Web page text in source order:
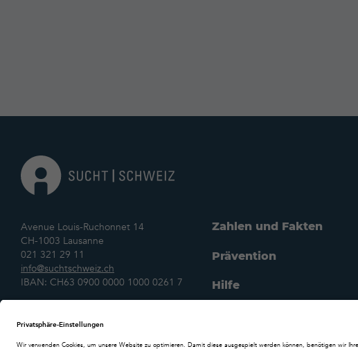
Avenue Louis-Ruchonnet 14
CH-1003 Lausanne
021 321 29 11
info@suchtschweiz.ch
IBAN: CH63 0900 0000 1000 0261 7
FR
Zahlen und Fakten
Prävention
Hilfe
Wofür wir einstehen